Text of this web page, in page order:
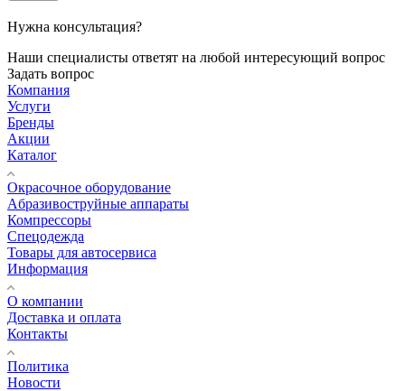
Нужна консультация?
Наши специалисты ответят на любой интересующий вопрос
Задать вопрос
Компания
Услуги
Бренды
Акции
Каталог
Окрасочное оборудование
Aбразивоструйные аппараты
Компрессоры
Спецодежда
Товары для автосервиса
Информация
О компании
Доставка и оплата
Контакты
Политика
Новости